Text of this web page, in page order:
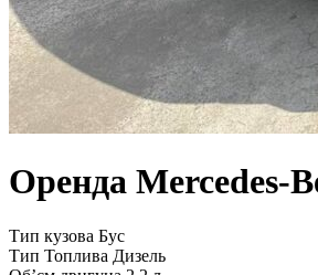
Оренда Mercedes-
Тип кузова Бус
Тип Топлива Дизель